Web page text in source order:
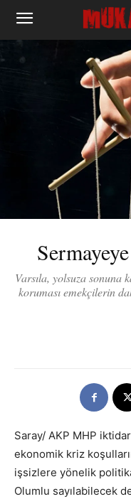
Varsıla, yolsuza sonuna
koruması emekçilerin
Saray/ AKP MHP
ekonomik kriz
işsizlere yönelik
Olumlu sayılabilecek